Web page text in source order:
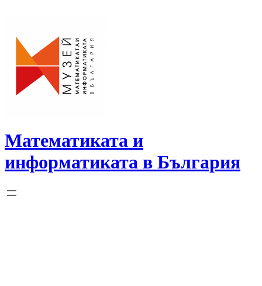
Математиката и
информатиката в България